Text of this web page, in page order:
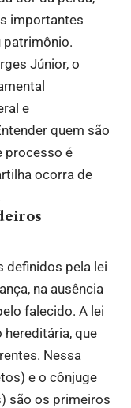
importantes
patrimônio.
Júnior, o
e
quem são
processo é
ocorra de
definidos pela lei
na ausência
falecido. A lei
que
Nessa
e o cônjuge
são os primeiros